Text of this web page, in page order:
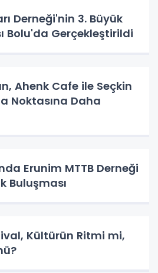
Derneği'nin 3. Büyük
Bolu'da Gerçekleştirildi
Ahenk Cafe ile Seçkin
Noktasına Daha
Erunim MTTB Derneği
Buluşması
Kültürün Ritmi mi,